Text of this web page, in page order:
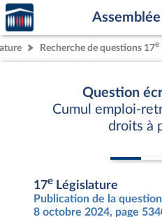
Aller au contenu
Aller en bas de la page
Accèder
à la
page
d'accueilRecherche de questions 17e
Question
Cumul emploi-
droits à
17e Législature
Publication de la
8 octobre 2024, page